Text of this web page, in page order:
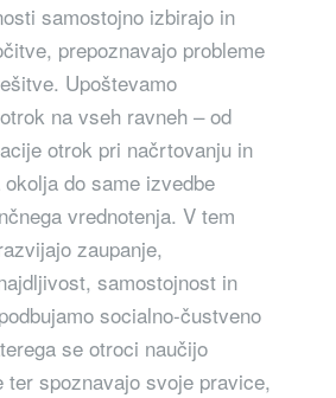
samostojno izbirajo in
prepoznavajo probleme
Upoštevamo
na vseh ravneh – od
otrok pri načrtovanju in
do same izvedbe
vrednotenja. V tem
zaupanje,
samostojnost in
socialno-čustveno
se otroci naučijo
spoznavajo svoje pravice,